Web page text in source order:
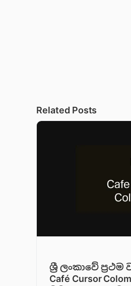
Related Posts
ශ්‍රී ලංකාවේ
Café Cursor